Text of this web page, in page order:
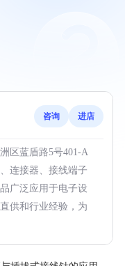
咨询 进店
区蓝盾路5号401-A
连接器、接线端子
广泛应用于电子设
供和行业经验，为